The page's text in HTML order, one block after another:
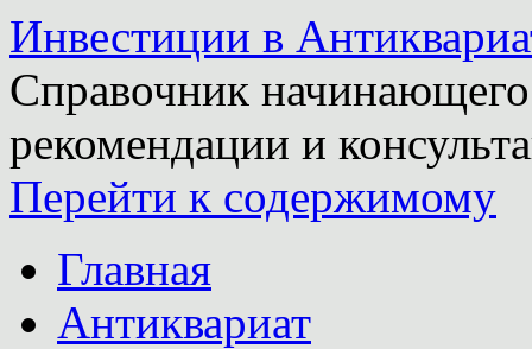
Инвестиции в
Справочник
рекомендации и
Перейти к содержимому
Главная
Антиквариат